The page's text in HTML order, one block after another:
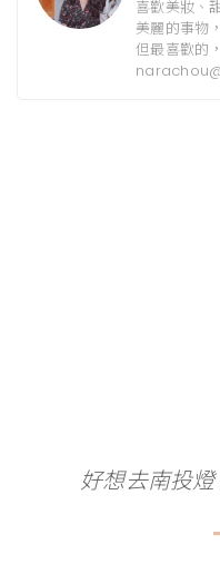
喜歡美妝、
美麗的事物，
但最喜歡的
好想去南投